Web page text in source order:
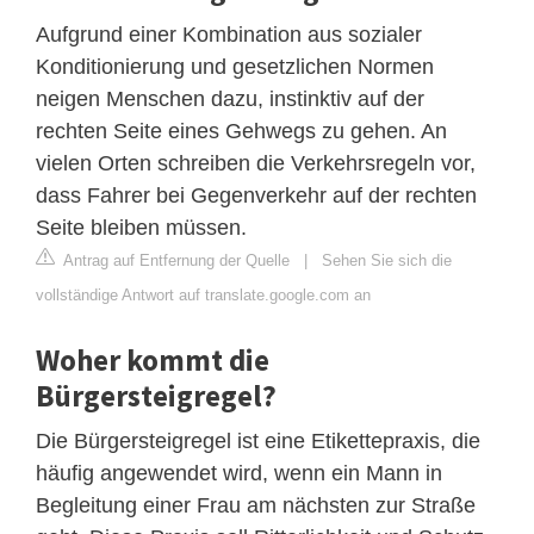
Aufgrund einer Kombination aus sozialer
Konditionierung und gesetzlichen Normen
neigen Menschen dazu, instinktiv auf der
rechten Seite eines Gehwegs zu gehen. An
vielen Orten schreiben die Verkehrsregeln vor,
dass Fahrer bei Gegenverkehr auf der rechten
Seite bleiben müssen.
Antrag auf Entfernung der Quelle | Sehen Sie sich die
vollständige Antwort auf translate.google.com an
Woher kommt die
Bürgersteigregel?
Die Bürgersteigregel ist eine Etikettepraxis, die
häufig angewendet wird, wenn ein Mann in
Begleitung einer Frau am nächsten zur Straße